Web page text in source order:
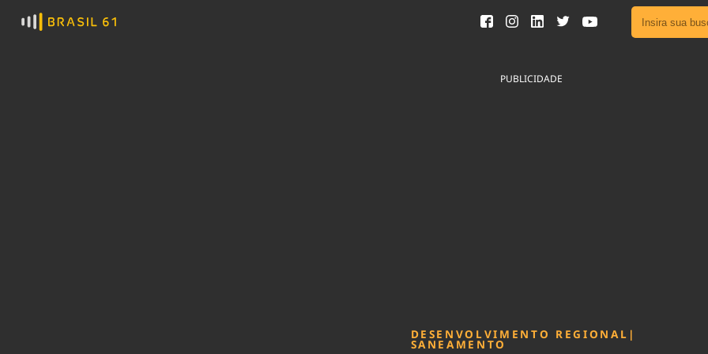
Ver
PUBLICIDADE
DESENVOLVIMENTO REGIONAL |
SANEAMENTO